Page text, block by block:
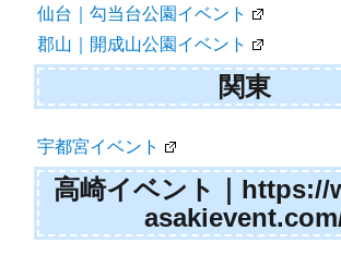
仙台｜勾当台公園イベント
郡山｜開成山公園イベント
関東
宇都宮イベント
高崎イベント｜https://